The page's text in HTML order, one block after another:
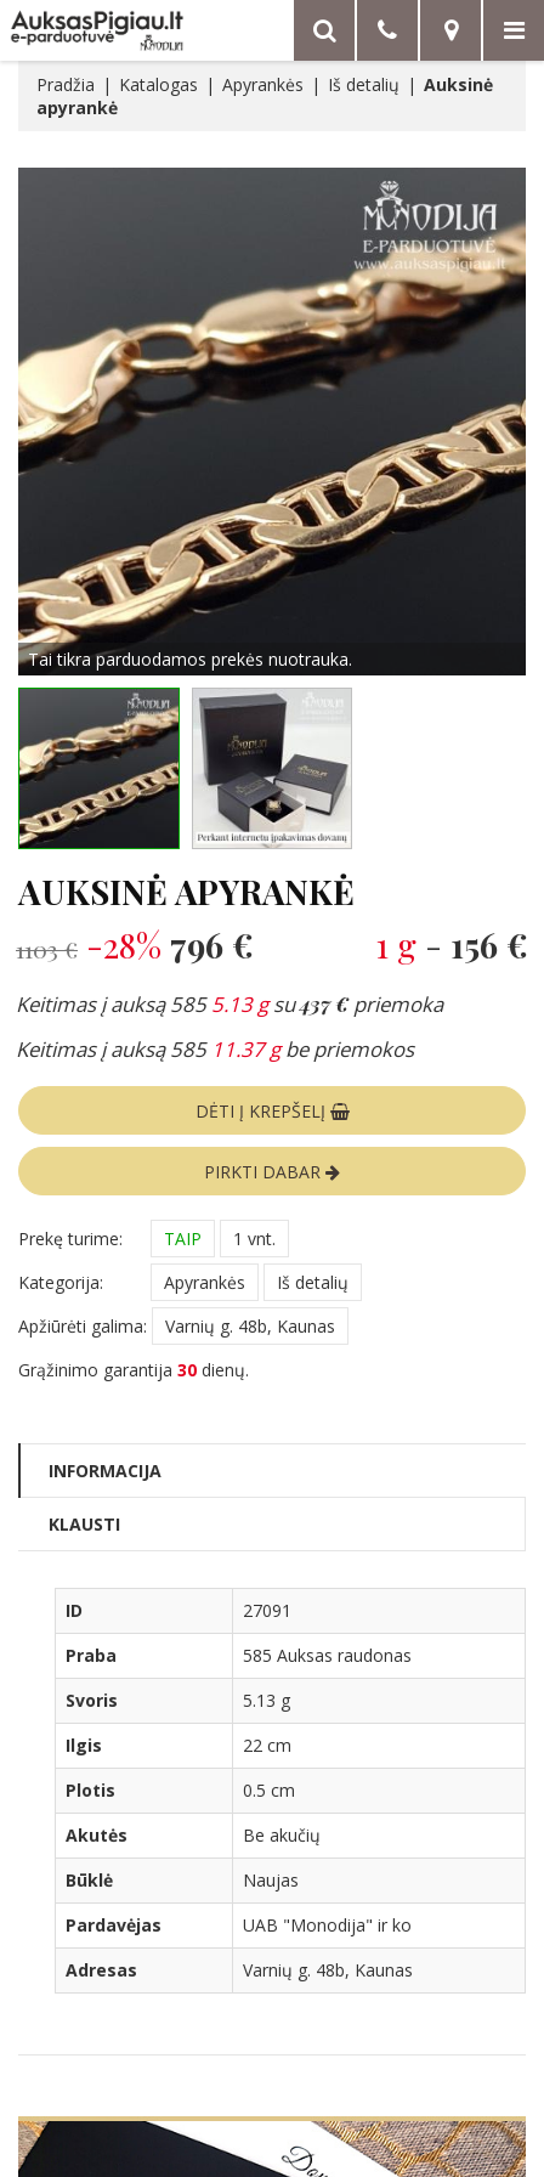
Pradžia Katalogas Apyrankės Iš detalių
Auksinė
apyrankė
Tai tikra parduodamos prekės nuotrauka.
AUKSINĖ APYRANKĖ
1103 € -28% 796 € 1 g - 156 €
Keitimas į auksą 5855.13 gsu437 €priemoka
Keitimas į auksą 585 11.37 gbe priemokos
DĖTI Į KREPŠELĮ
PIRKTI DABAR
Prekę turime: TAIP
1 vnt.
Kategorija:
Apyrankės
Iš detalių
Apžiūrėti galima:
Varnių g. 48b, Kaunas
Grąžinimo garantija 30 dienų.
INFORMACIJA
KLAUSTI
ID
27091
Praba
585 Auksas raudonas
Svoris
5.13 g
Ilgis
22 cm
Plotis
0.5 cm
Akutės
Be akučių
Būklė
Naujas
Pardavėjas
UAB "Monodija" ir ko
Adresas
Varnių g. 48b, Kaunas